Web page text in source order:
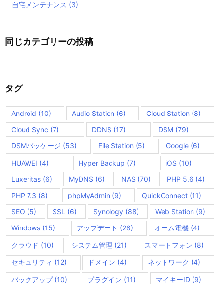
自宅メンテナンス (3)
同じカテゴリーの投稿
タグ
Android (10) Audio Station (6) Cloud Station (8)
Cloud Sync (7) DDNS (17) DSM (79)
DSMパッケージ (53) File Station (5) Google (6)
HUAWEI (4) Hyper Backup (7) iOS (10)
Luxeritas (6) MyDNS (6) NAS (70) PHP 5.6 (4)
PHP 7.3 (8) phpMyAdmin (9) QuickConnect(11)
SEO (5) SSL (6) Synology (88) Web Station (9)
Windows (15) アップデート (28) オーム電機 (4)
クラウド (10) システム管理 (21) スマートフォン (8)
セキュリティ (12) ドメイン (4) ネットワーク (4)
バックアップ(10) プラグイン (11) マイキーID (9)